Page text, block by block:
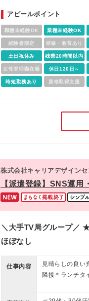
アピールポイント
職種未経験OK 業種未経験OK
経験者限定 研修・教育あり
土日祝休み 残業20時間以内
女性管理職在籍 休日120日～
時短勤務あり 資格取得支援
株式会社キャリアデザイン
【派遣登録】SNS運
＼大手TV局グループ／
ほぼなし
仕事内容
見晴らしの良い
隣接＊ランチタ